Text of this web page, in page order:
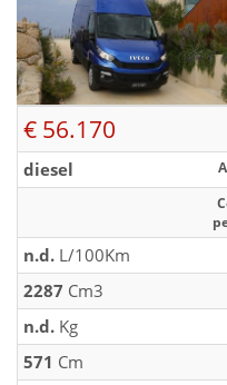
€ 56.170
diesel
n.d. L/100Km
2287 Cm3
n.d. Kg
571 Cm